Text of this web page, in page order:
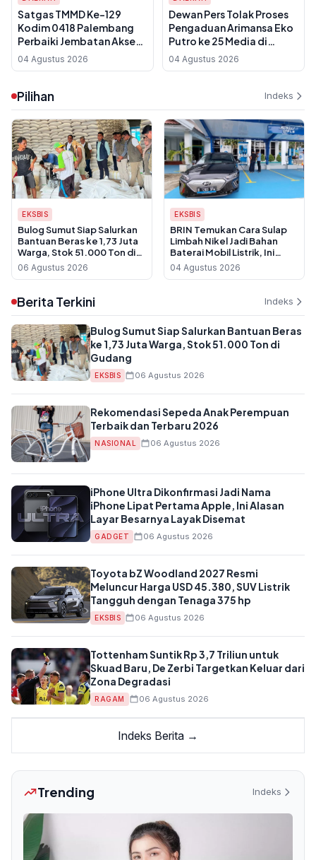
Satgas TMMD Ke-129
Kodim 0418 Palembang
Perbaiki Jembatan Akses
Rumah Warga di Talang
Jambe Sukarami
04 Agustus 2026
Dewan Pers Tolak Proses
Pengaduan Arimansa Eko
Putro ke 25 Media di
Sumsel, Ini Alasan
Yuridisnya
04 Agustus 2026
Pilihan Indeks
EKSBIS
Bulog Sumut Siap Salurkan
Bantuan Beras ke 1,73 Juta
Warga, Stok 51.000 Ton di
Gudang
06 Agustus 2026
EKSBIS
BRIN Temukan Cara Sulap
Limbah Nikel Jadi Bahan
Baterai Mobil Listrik, Ini
Keunggulannya
04 Agustus 2026
Berita Terkini Indeks
Bulog Sumut Siap Salurkan Bantuan Beras
ke 1,73 Juta Warga, Stok 51.000 Ton di
Gudang
EKSBIS 06 Agustus 2026
Rekomendasi Sepeda Anak Perempuan
Terbaik dan Terbaru 2026
NASIONAL 06 Agustus 2026
iPhone Ultra Dikonfirmasi Jadi Nama
iPhone Lipat Pertama Apple, Ini Alasan
Layar Besarnya Layak Disemat
GADGET 06 Agustus 2026
Toyota bZ Woodland 2027 Resmi
Meluncur Harga USD 45.380, SUV Listrik
Tangguh dengan Tenaga 375 hp
EKSBIS 06 Agustus 2026
Tottenham Suntik Rp 3,7 Triliun untuk
Skuad Baru, De Zerbi Targetkan Keluar dari
Zona Degradasi
RAGAM 06 Agustus 2026
Indeks Berita →
Trending Indeks